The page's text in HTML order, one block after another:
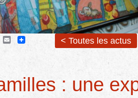
TwitterEmail < Toutes les actus
: une